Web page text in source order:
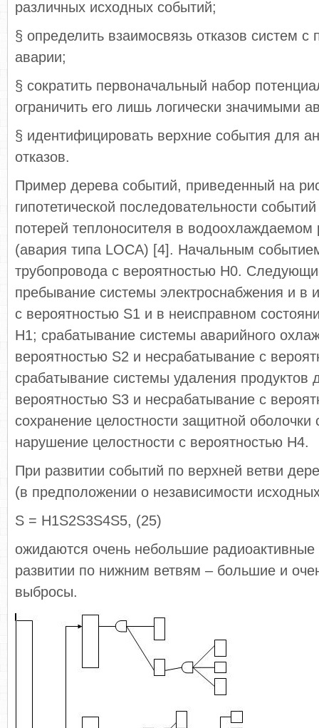
различных исходных событий;
§ определить взаимосвязь отказов систем с
аварии;
§ сократить первоначальный набор
ограничить его лишь логически значимыми
§ идентифицировать верхние события для
отказов.
Пример дерева событий, приведенный на
гипотетической последовательности
потерей теплоносителя в
(авария типа LOCA) [4]. Начальным
трубопровода с вероятностью Н0.
пребывание системы электроснабжения и в
с вероятностью S1 и в неисправном
Н1; срабатывание системы аварийного
вероятностью S2 и несрабатывание с
срабатывание системы удаления продуктов
вероятностью S3 и несрабатывание с
сохранение целостности защитной оболочки
нарушение целостности с вероятностью Н4.
При развитии событий по верхней ветви
(в предположении о независимости
S = H1S2S3S4S5, (25)
ожидаются очень небольшие
развитии по нижним ветвям – большие и
выбросы.